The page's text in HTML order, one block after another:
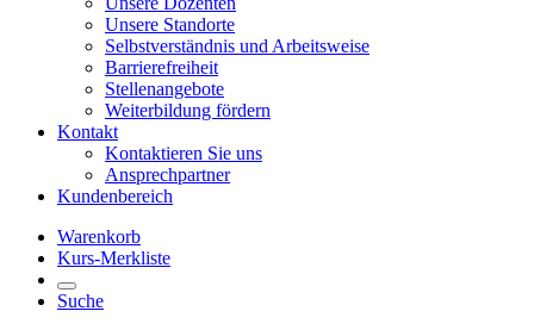
Unsere Standorte
Selbstverständnis und Arbeitsweise
Barrierefreiheit
Stellenangebote
Weiterbildung fördern
Kontakt
Kontaktieren Sie uns
Ansprechpartner
Kundenbereich
Warenkorb
Kurs-Merkliste
Suche